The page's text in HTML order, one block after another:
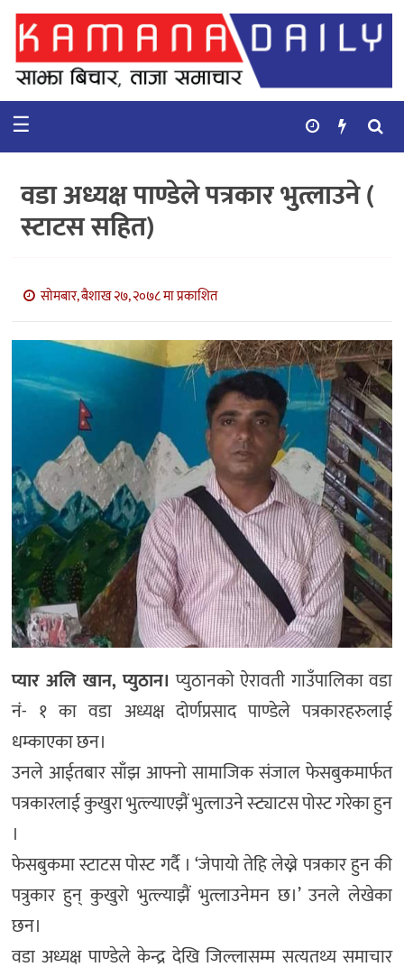
गृहपृष्ठ
समाचार
कुराकानी
बाणिज्य
भिडियो
सिफारिस
☰
वडा अध्यक्ष पाण्डेले पत्रकार भुत्लाउने (
स्टाटस सहित)
सोमबार, बैशाख २७, २०७८ मा प्रकाशित
प्यार अलि खान, प्युठान। प्युठानको ऐरावती गाउँपालिका वडा
नं- १ का वडा अध्यक्ष दोर्णप्रसाद पाण्डेले पत्रकारहरुलाई
धम्काएका छन।
उनले आईतबार साँझ आफ्नो सामाजिक संजाल फेसबुकमार्फत
पत्रकारलाई कुखुरा भुत्ल्याएझैं भुत्लाउने स्ट्याटस पोस्ट गरेका हुन
।
फेसबुकमा स्टाटस पोस्ट गर्दै । ‘जेपायो तेहि लेख्ने पत्रकार हुन की
पत्रुकार हुन् कुखुरो भुत्ल्याझैं भुत्लाउनेमन छ।’ उनले लेखेका
छन।
वडा अध्यक्ष पाण्डेले केन्द्र देखि जिल्लासम्म सत्यतथ्य समाचार